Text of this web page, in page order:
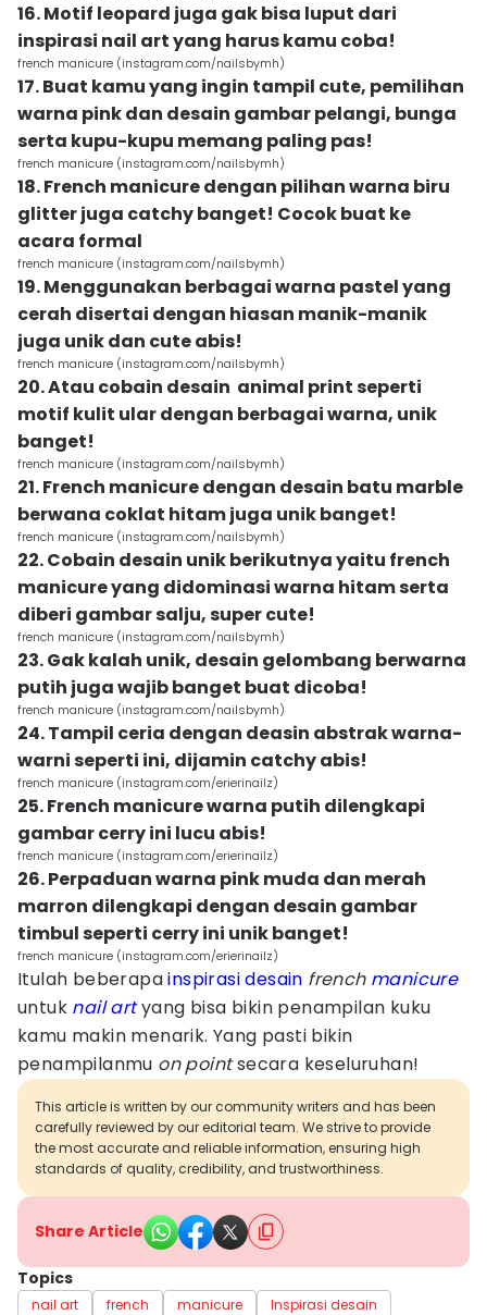
16. Motif leopard juga gak bisa luput dari
inspirasi nail art yang harus kamu coba!
french manicure (instagram.com/nailsbymh)
17. Buat kamu yang ingin tampil cute, pemilihan
warna pink dan desain gambar pelangi, bunga
serta kupu-kupu memang paling pas!
french manicure (instagram.com/nailsbymh)
18. French manicure dengan pilihan warna biru
glitter juga catchy banget! Cocok buat ke
acara formal
french manicure (instagram.com/nailsbymh)
19. Menggunakan berbagai warna pastel yang
cerah disertai dengan hiasan manik-manik
juga unik dan cute abis!
french manicure (instagram.com/nailsbymh)
20. Atau cobain desain animal print seperti
motif kulit ular dengan berbagai warna, unik
banget!
french manicure (instagram.com/nailsbymh)
21. French manicure dengan desain batu marble
berwana coklat hitam juga unik banget!
french manicure (instagram.com/nailsbymh)
22. Cobain desain unik berikutnya yaitu french
manicure yang didominasi warna hitam serta
diberi gambar salju, super cute!
french manicure (instagram.com/nailsbymh)
23. Gak kalah unik, desain gelombang berwarna
putih juga wajib banget buat dicoba!
french manicure (instagram.com/nailsbymh)
24. Tampil ceria dengan deasin abstrak warna-
warni seperti ini, dijamin catchy abis!
french manicure (instagram.com/erierinailz)
25. French manicure warna putih dilengkapi
gambar cerry ini lucu abis!
french manicure (instagram.com/erierinailz)
26. Perpaduan warna pink muda dan merah
marron dilengkapi dengan desain gambar
timbul seperti cerry ini unik banget!
french manicure (instagram.com/erierinailz)
Itulah beberapainspirasi desain french manicure
untuk nail artyang bisa bikin penampilan kuku
kamu makin menarik. Yang pasti bikin
penampilanmu on pointsecara keseluruhan!
This article is written by our community writers and has been
carefully reviewed by our editorial team. We strive to provide
the most accurate and reliable information, ensuring high
standards of quality, credibility, and trustworthiness.
Share Article
Topics
nail art french manicure
Inspirasi desain